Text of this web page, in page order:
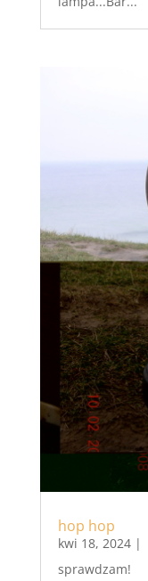
hop hop
kwi 18, 2024|
sprawdzam!